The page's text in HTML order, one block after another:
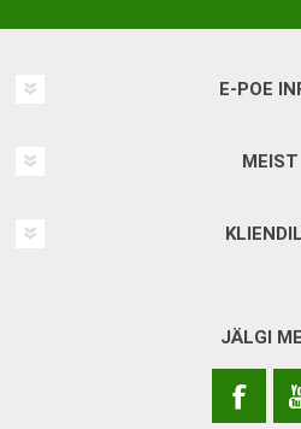
E-POE
MEIST
JÄLGI